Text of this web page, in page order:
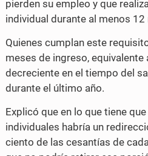
pierden su empleo y que
individual durante al menos
Quienes cumplan este
meses de ingreso, equivalente
decreciente en el tiempo del
durante el último año.
Explicó que en lo que tiene
individuales habría un
ciento de las cesantías de